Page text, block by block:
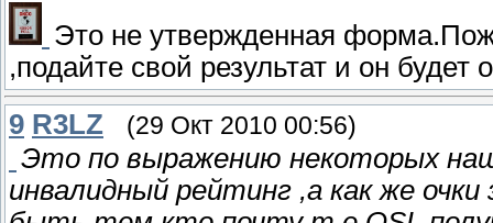
Это не утвержденная
,подайте свой результат и он будет
9 R3LZ (29 Окт 2010 00:56)
Это по выражению некоторых
инвалидный рейтинг ,а как же